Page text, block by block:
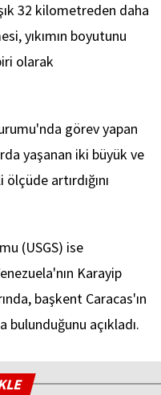
32 kilometreden daha
yıkımın boyutunu
olarak
görev yapan
yaşanan iki büyük ve
artırdığını
(USGS) ise
Karayip
başkent Caracas'ın
bulunduğunu açıkladı.